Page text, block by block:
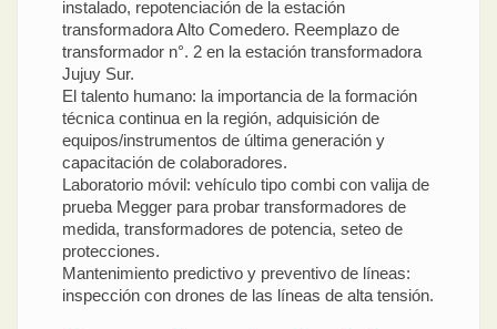
instalado, repotenciación de la estación
transformadora Alto Comedero. Reemplazo de
transformador n°. 2 en la estación transformadora
Jujuy Sur.
El talento humano: la importancia de la formación
técnica continua en la región, adquisición de
equipos/instrumentos de última generación y
capacitación de colaboradores.
Laboratorio móvil: vehículo tipo combi con valija de
prueba Megger para probar transformadores de
medida, transformadores de potencia, seteo de
protecciones.
Mantenimiento predictivo y preventivo de líneas:
inspección con drones de las líneas de alta tensión.